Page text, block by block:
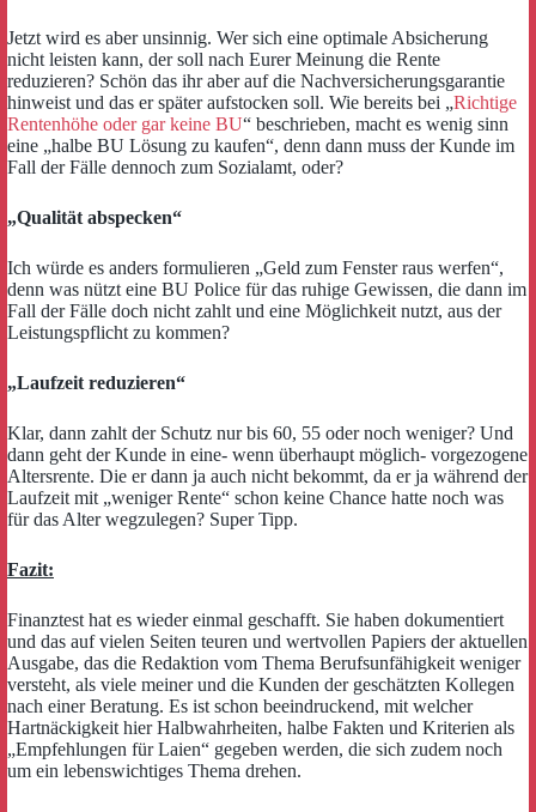
Jetzt wird es aber unsinnig. Wer sich eine optimale Absicherung
nicht leisten kann, der soll nach Eurer Meinung die Rente
reduzieren? Schön das ihr aber auf die Nachversicherungsgarantie
hinweist und das er später aufstocken soll. Wie bereits bei „Richtige
Rentenhöhe oder gar keine BU“ beschrieben, macht es wenig sinn
eine „halbe BU Lösung zu kaufen“, denn dann muss der Kunde im
Fall der Fälle dennoch zum Sozialamt, oder?
„Qualität abspecken“
Ich würde es anders formulieren „Geld zum Fenster raus werfen“,
denn was nützt eine BU Police für das ruhige Gewissen, die dann im
Fall der Fälle doch nicht zahlt und eine Möglichkeit nutzt, aus der
Leistungspflicht zu kommen?
„Laufzeit reduzieren“
Klar, dann zahlt der Schutz nur bis 60, 55 oder noch weniger? Und
dann geht der Kunde in eine- wenn überhaupt möglich- vorgezogene
Altersrente. Die er dann ja auch nicht bekommt, da er ja während der
Laufzeit mit „weniger Rente“ schon keine Chance hatte noch was
für das Alter wegzulegen? Super Tipp.
Fazit:
Finanztest hat es wieder einmal geschafft. Sie haben dokumentiert
und das auf vielen Seiten teuren und wertvollen Papiers der aktuellen
Ausgabe, das die Redaktion vom Thema Berufsunfähigkeit weniger
versteht, als viele meiner und die Kunden der geschätzten Kollegen
nach einer Beratung. Es ist schon beeindruckend, mit welcher
Hartnäckigkeit hier Halbwahrheiten, halbe Fakten und Kriterien als
„Empfehlungen für Laien“ gegeben werden, die sich zudem noch
um ein lebenswichtiges Thema drehen.